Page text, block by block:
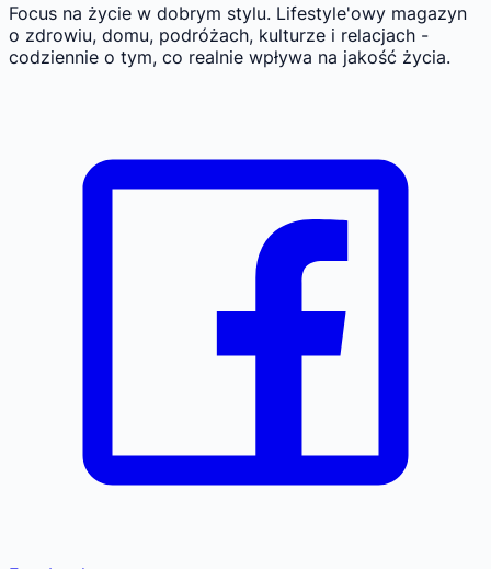
Focus na życie w dobrym stylu. Lifestyle'owy magazyn
o zdrowiu, domu, podróżach, kulturze i relacjach -
codziennie o tym, co realnie wpływa na jakość życia.